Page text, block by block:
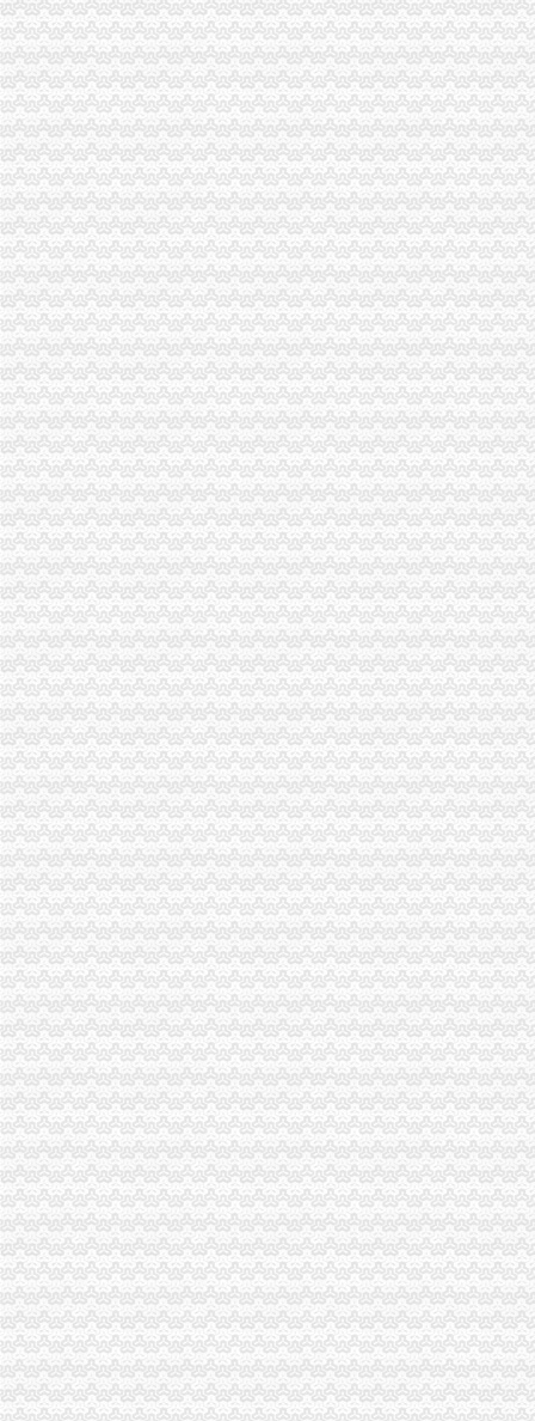
【合肥长江批发市场税务登记|税务登记证办理|代理税务登记】-合肥赶
【合肥长江西路税务登记|税务登记证办理|代理税务登记】-合肥赶集网
驻重庆财政监察专员办事处
10月起重庆全面实施“三证合一”需要的17套材料变1套
税务登记证-荣誉证书-重庆翔锐通信设备有限公司
重庆POS机申请办理、重庆银联POS机免费办理_重庆电话POS机_重
重庆公司注册0元代办营业执照许可证办理-钱眼产品
垫江县地方税务局办税工作指南-税务管理
重庆新办鼓励类中小企业可在3月底前申请财政补贴_中国经济网——
深化税务行政审批制度改革看实效_税务频道_红网
照不再那么折腾了（新常态里看变化）|照|五证合一-宏观经济
重庆注册公司的程序及费用是多少？_漕泾园区_天涯问答_天涯社区
供应重庆个体工商户如何办理pos机（刷卡机）_重庆POS机_重庆对
莆田：小吃店“不开发票”标语税务人员称它“牛”-食品资讯-第
工商代办_启辰工商咨询公司价格|工商代办_启辰工商咨询公司型号规格
莆田：小吃店“不开发票”标语税务人员称它“牛”-综合快讯-中
照不再那么折腾了（新常态里看变化）_新闻频道_中国青年网
商户在珠海横琴开业无需办工商登记?国内?门户?巴蜀网?
税务登记证-荣誉证书-重庆创测科技有限公司
照不再那么折腾了（新常态里看变化）_中国频道_红网
商事制度改革深化:个体工商户注销将更简易-东北网国内-东北网
重庆市配合税务部门做好2006年换发税务登记证件工作_全国组织机构
重庆哪种微型企业申办可得资金补助
【合肥长江批发市场税务登记|税务登记证办理|代理税务登记】-合肥赶
会计们注意啦！“三证合一”后至少要跑7个部门办理各项变更手续！
福建新闻网·小吃店“不开发票”标语税务人员称它“牛”
10月起重庆全面实施“三证合一”需要的17套材料变1套_中国奉
重庆：商事制度改革释放市场活力
【税务代理】_税务代理公司大全_税务代理价格_顺企网
深化税务行政审批制度改革看实效
重庆电子工程职业学院长安汽车校企实训基地：培训资源包开发（五星
照不再那么折腾了（新常态里看变化）_三秦网
重庆批“三证合一”营业执照今发放|中国中小企业重庆网
【供应重庆巴南区科技公司注册服务】价格_厂家_型号_图片-众网
照不再那么折腾了(新常态里看变化)--上海频道--人民网
重庆市大足区经济和信息化委员会、大足区财政局、大足区国家税务局
转发重庆市人民关于重庆市2009年行政事业收费项目的通告的通
重庆市开县金峰镇中心小学学校食堂设备（项目编号=开府采购办函〔
重庆市开县南门镇中心小学学校食堂设备（项目编号=开府采购办函〔
《微企申办流程2013.6.doc》-支持高清全文免费浏览-max文档
重庆个人社保办理流程_向日葵保险网
照不再那么折腾了-中国质量新闻网
商事制度改革深化：个体工商户注销将更简易_国内_贵网
莆田一小吃店不开发票标语税务人员称它牛（图）_莆田_资讯频道_
10月起重庆全面实施“三证合一”需要的17套材料变1套|中国中小
办税务登记证需要哪些手续
照不再那么折腾了-时政新闻-浙江在线
请问重庆市渝北区在哪里办理三证合一,三证合一办理步骤和需要带些
税务登记证-资质荣誉-重庆林鼎交通设施有限公司
重庆知识产权办理哪家口碑好-互动百科
重庆进出口权如何办理-互动百科